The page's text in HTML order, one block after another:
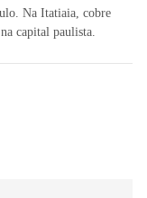
Na Itatiaia, cobre
capital paulista.